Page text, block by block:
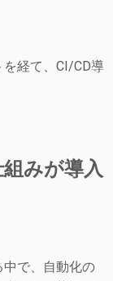
経て、CI/CD導
みが導入
で、自動化の